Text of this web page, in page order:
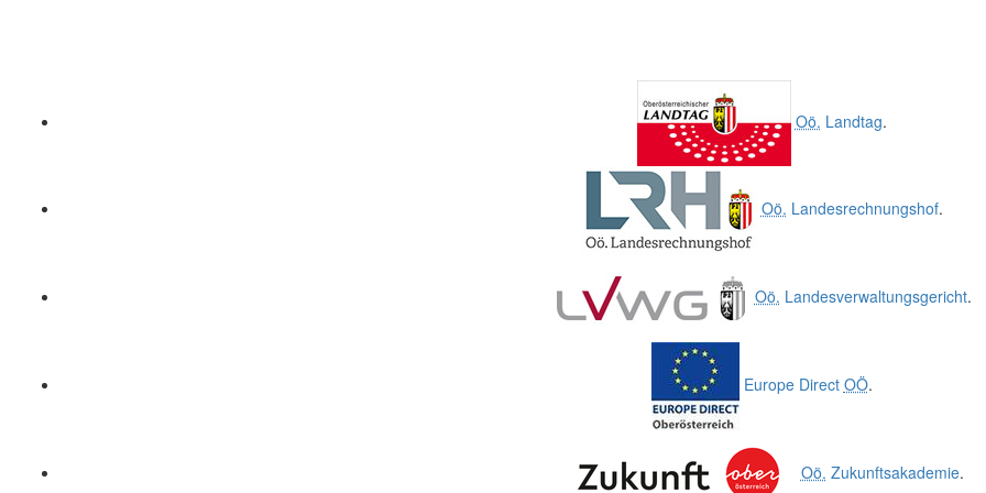
Oö. Landtag.
Oö. Landesrechnungshof.
Oö. Landesverwaltungsgericht.
Europe Direct OÖ.
Oö. Zukunftsakademie.